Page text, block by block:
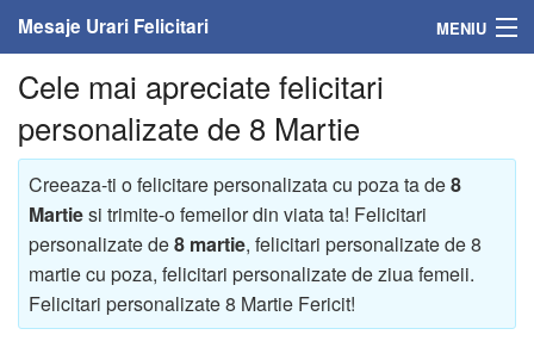
Mesaje Urari Felicitari MENIU
Home
Mesaje
Felicitari
Felicitari cu nume
Felicitari persoane
Cele mai apreciate felicitari
personalizate de 8 Martie
Creeaza-ti o felicitare personalizata cu poza ta de8
Martiesi trimite-o femeilor din viata ta! Felicitari
personalizate de8 martie, felicitari personalizate de 8
martie cu poza, felicitari personalizate de ziua femeii.
Felicitari personalizate 8 Martie Fericit!